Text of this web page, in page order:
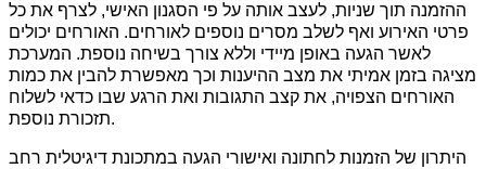
ההזמנה תוך שניות, לעצב אותה על פי הסגנון האישי, לצרף את כל
פרטי האירוע ואף לשלב מסרים נוספים לאורחים. האורחים יכולים
לאשר הגעה באופן מיידי וללא צורך בשיחה נוספת. המערכת
מציגה בזמן אמיתי את מצב ההיענות וכך מאפשרת להבין את כמות
האורחים הצפויה, את קצב התגובות ואת הרגע שבו כדאי לשלוח
תזכורת נוספת.
היתרון של הזמנות לחתונה ואישורי הגעה במתכונת דיגיטלית רחב